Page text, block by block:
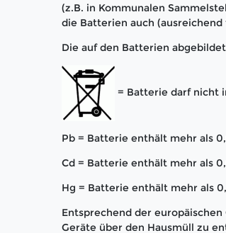
(z.B. in Kommunalen
die Batterien auch
Die auf den Batterien
= Batterie darf nicht
Pb = Batterie enthält mehr als
Cd = Batterie enthält mehr als
Hg = Batterie enthält mehr als
Entsprechend der
Geräte über den Hausmüll zu